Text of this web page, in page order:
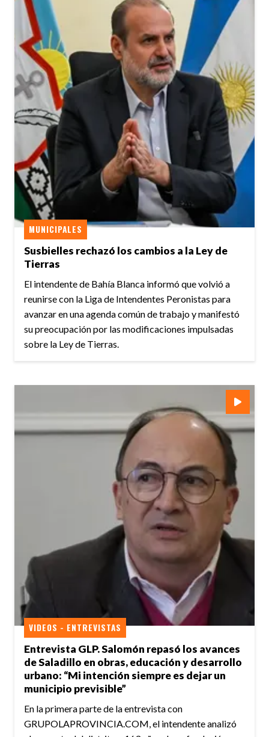
Susbielles rechazó los cambios a la Ley de
Tierras
MUNICIPALES
El intendente de Bahía Blanca informó que volvió a
reunirse con la Liga de Intendentes Peronistas para
avanzar en una agenda común de trabajo y manifestó
su preocupación por las modificaciones impulsadas
sobre la Ley de Tierras.
Entrevista GLP. Salomón repasó los avances
de Saladillo en obras, educación y desarrollo
urbano: “Mi intención siempre es dejar un
municipio previsible”
VIDEOS - ENTREVISTAS
En la primera parte de la entrevista con
GRUPOLAPROVINCIA.COM, el intendente analizó